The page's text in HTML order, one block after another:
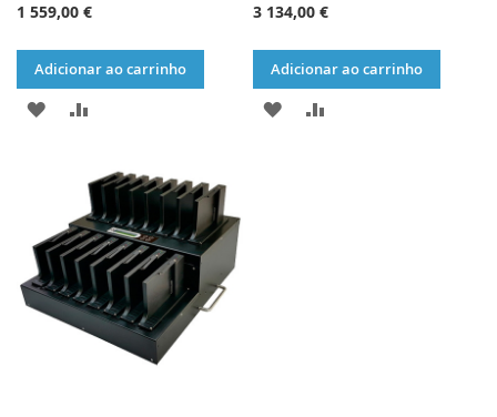
1 559,00 €
Adicionar ao carrinho
ADICIONAR
LISTA
DE
DESEJOS
COMPARAÇÃO
3 134,00 €
Adicionar ao carrinho
ADICIONAR